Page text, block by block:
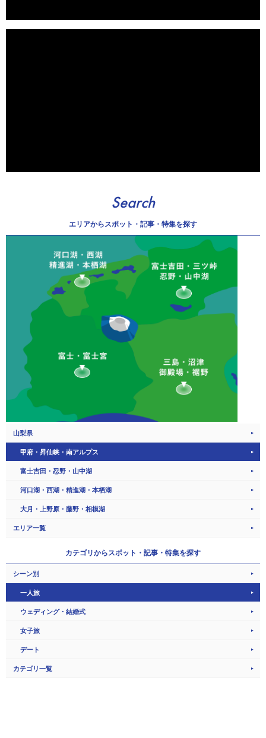
Search
エリアからスポット・記事・特集を探す
山梨県
甲府・昇仙峡・南アルプス
富士吉田・忍野・山中湖
河口湖・西湖・精進湖・本栖湖
大月・上野原・藤野・相模湖
エリア一覧
カテゴリからスポット・記事・特集を探す
シーン別
一人旅
ウェディング・結婚式
女子旅
デート
カテゴリ一覧